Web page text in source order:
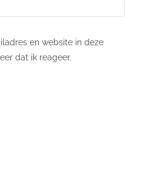
en website in deze
dat ik reageer.